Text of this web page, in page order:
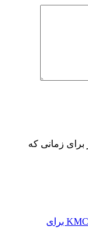
برای زمانی که